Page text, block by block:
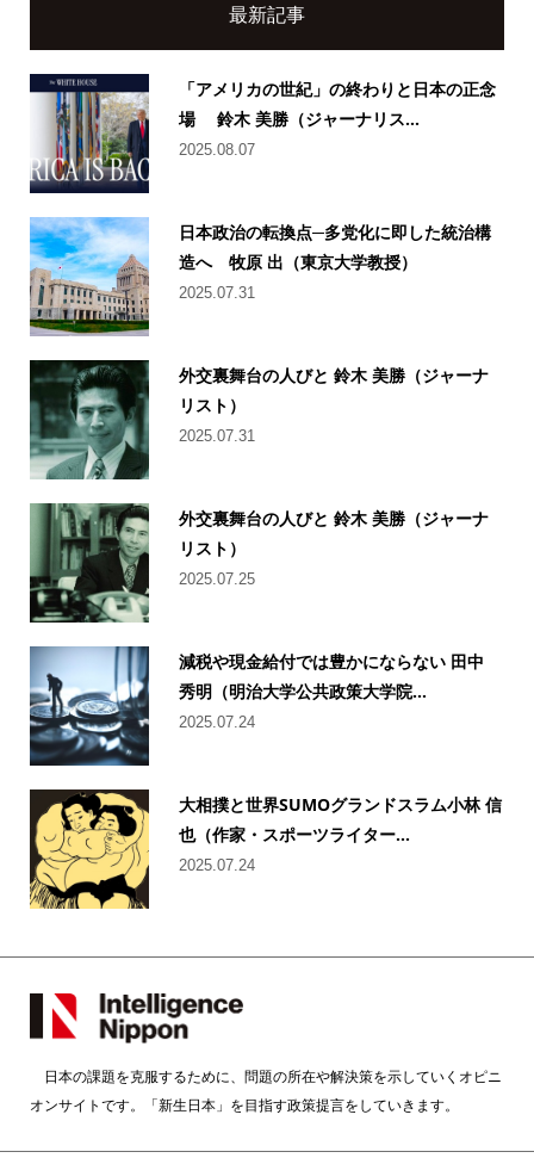
最新記事
「アメリカの世紀」の終わりと日本の正念
場 鈴木 美勝（ジャーナリス...
2025.08.07
日本政治の転換点─多党化に即した統治構
造へ 牧原 出（東京大学教授）
2025.07.31
外交裏舞台の人びと 鈴木 美勝（ジャーナ
リスト）
2025.07.31
外交裏舞台の人びと 鈴木 美勝（ジャーナ
リスト）
2025.07.25
減税や現金給付では豊かにならない 田中
秀明（明治大学公共政策大学院...
2025.07.24
大相撲と世界SUMOグランドスラム小林 信
也（作家・スポーツライター...
2025.07.24
日本の課題を克服するために、問題の所在や解決策を示していくオピニ
オンサイトです。「新生日本」を目指す政策提言をしていきます。